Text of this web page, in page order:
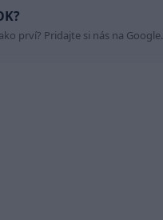
prví? Pridajte si nás na Google.